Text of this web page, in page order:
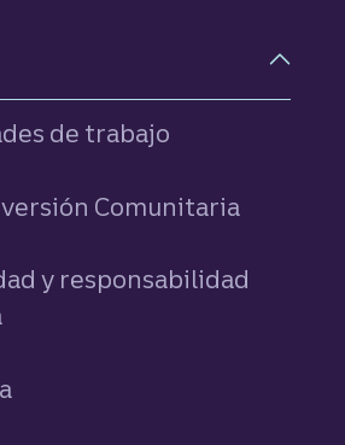
de trabajo
Comunitaria
y responsabilidad